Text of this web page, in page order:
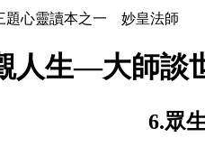
題心靈讀本之一 妙皇法師
人生—大師談
6.眾